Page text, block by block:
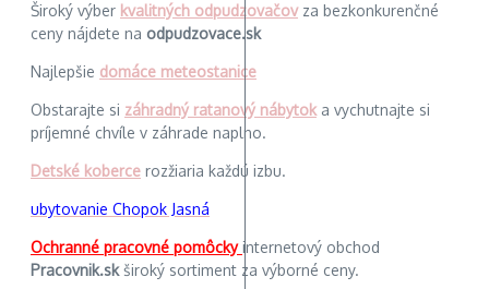
Široký výber kvalitných odpudzovačovza bezkonkurenčné
ceny nájdete na odpudzovace.sk
Najlepšie domáce meteostanice
Obstarajte si záhradný ratanový nábytok a vychutnajte si
príjemné chvíle v záhrade naplno.
Detské koberce rozžiaria každú izbu.
ubytovanie Chopok Jasná
Ochranné pracovné pomôckyinternetový obchod
Pracovnik.skširoký sortiment za výborné ceny.